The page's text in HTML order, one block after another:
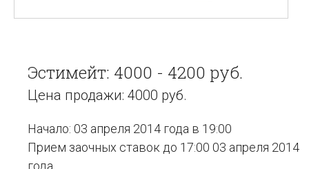
Эстимейт: 4000 - 4200 руб.
Цена продажи: 4000 руб.
Начало: 03 апреля 2014 года в 19:00
Прием заочных ставок до 17:00 03 апреля 2014
года